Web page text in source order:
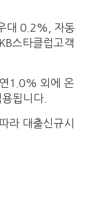
대 0.2%, 자동
스타클럽고객
1.0% 외에 온
됩니다.
라 대출신규시